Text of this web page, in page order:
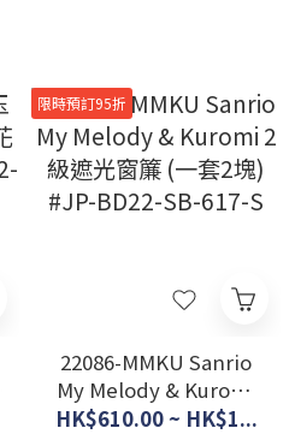
限時預訂95折
22086-MMKU Sanrio
My Melody & Kuromi
2級遮光窗簾 (一套2塊)
HK$610.00 ~ HK$1...